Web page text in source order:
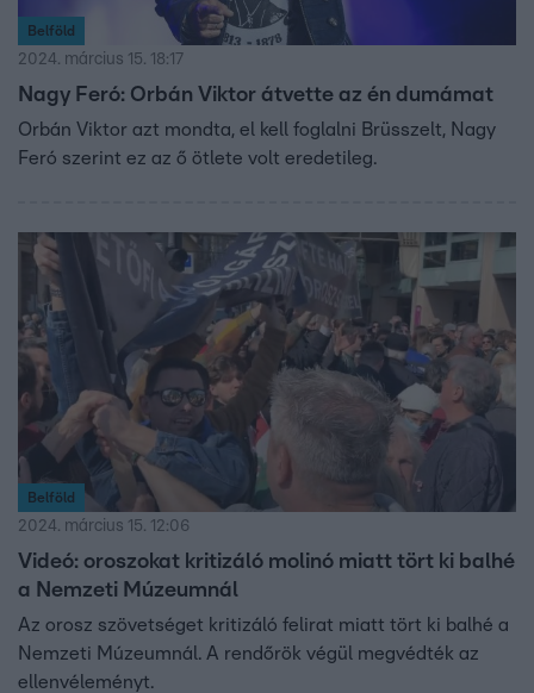
Belföld
2024. március 15. 18:17
Nagy Feró: Orbán Viktor átvette az én dumámat
Orbán Viktor azt mondta, el kell foglalni Brüsszelt, Nagy
Feró szerint ez az ő ötlete volt eredetileg.
Belföld
2024. március 15. 12:06
Videó: oroszokat kritizáló molinó miatt tört ki balhé
a Nemzeti Múzeumnál
Az orosz szövetséget kritizáló felirat miatt tört ki balhé a
Nemzeti Múzeumnál. A rendőrök végül megvédték az
ellenvéleményt.